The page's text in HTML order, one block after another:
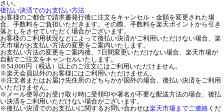
さい。
後払い決済でのお支払い方法
お客様のご都合で請求書発行後に注文をキャンセル・金額を変更された場
合、手数料をご負担いただきます。その際、手数料を楽天ポイントから引き
落としをさせていただく場合がございます。
お客様のご利用状況などによって後払い決済がご利用いただけない場合、楽
天市場がお支払い方法の変更をご案内いたします。
お支払い方法の変更をご案内後、7日間変更いただけない場合、楽天市場が
自動でご注文をキャンセルいたします。
※54,000円（税込）以上のご注文にはご利用いただけません。
※楽天会員以外のお客様にはご利用いただけません。
※注文者またはお届け先住所のどちらかが国外の場合、後払い決済をご利用
いただけません。
※メール便等のお受け取り時に受領印や署名が不要な配送方法の場合、後払
い決済をご利用いただけない場合がございます。
※後払い決済でのお支払いに関するお問い合わせは楽天市場までご連絡 くだ